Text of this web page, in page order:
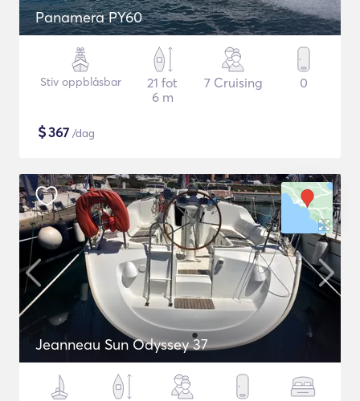
Panamera PY60
Stiv oppblåsbar
21 fot
6 m
7 Cruising 0
$367 /dag
Jeanneau Sun Odyssey 37